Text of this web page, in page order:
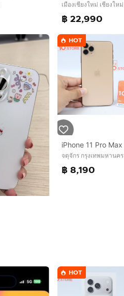
เมืองเชียงใหม่ เชียงใหม่
฿ 22,990
HOT
จตุจักร กรุงเทพมหานคร
฿ 8,190
HOT